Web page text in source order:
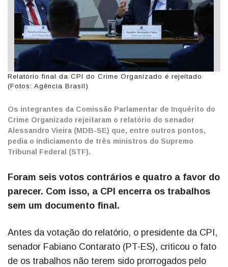
Relatório final da CPI do Crime Organizado é rejeitado
(Fotos: Agência Brasil)
Os integrantes da Comissão Parlamentar de Inquérito do
Crime Organizado rejeitaram o relatório do senador
Alessandro Vieira (MDB-SE) que, entre outros pontos,
pedia o indiciamento de três ministros do Supremo
Tribunal Federal (STF).
Foram seis votos contrários e quatro a favor do
parecer. Com isso, a CPI encerra os trabalhos
sem um documento final.
Antes da votação do relatório, o presidente da CPI,
senador Fabiano Contarato (PT-ES), criticou o fato
de os trabalhos não terem sido prorrogados pelo